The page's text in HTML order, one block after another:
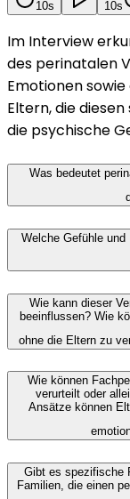
10s 10s
Im Interview
des perinatalen
Emotionen
Eltern, die
die psychische
Was bedeutet
Welche Gefühle
Wie kann dieser
beeinflussen? Wie
ohne die Eltern zu
Wie können
verurteilt oder
Ansätze können
Gibt es spezifische
Familien, die einen